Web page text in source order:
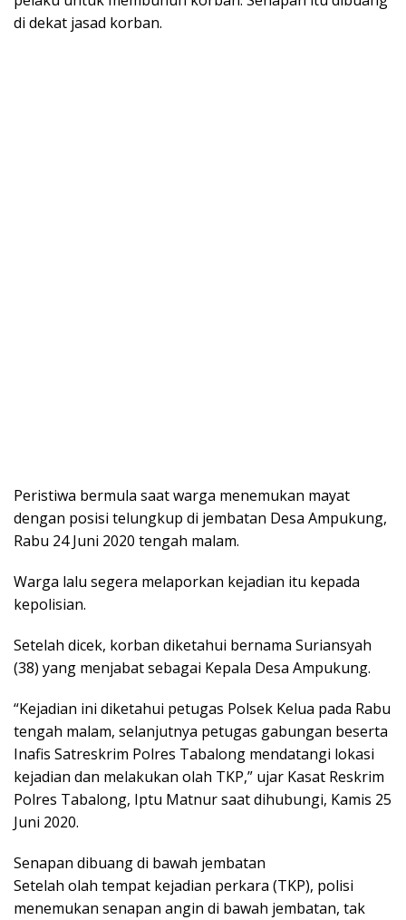
di dekat jasad korban.
Peristiwa bermula saat warga menemukan mayat
dengan posisi telungkup di jembatan Desa Ampukung,
Rabu 24 Juni 2020 tengah malam.
Warga lalu segera melaporkan kejadian itu kepada
kepolisian.
Setelah dicek, korban diketahui bernama Suriansyah
(38) yang menjabat sebagai Kepala Desa Ampukung.
“Kejadian ini diketahui petugas Polsek Kelua pada Rabu
tengah malam, selanjutnya petugas gabungan beserta
Inafis Satreskrim Polres Tabalong mendatangi lokasi
kejadian dan melakukan olah TKP,” ujar Kasat Reskrim
Polres Tabalong, Iptu Matnur saat dihubungi, Kamis 25
Juni 2020.
Senapan dibuang di bawah jembatan
Setelah olah tempat kejadian perkara (TKP), polisi
menemukan senapan angin di bawah jembatan, tak